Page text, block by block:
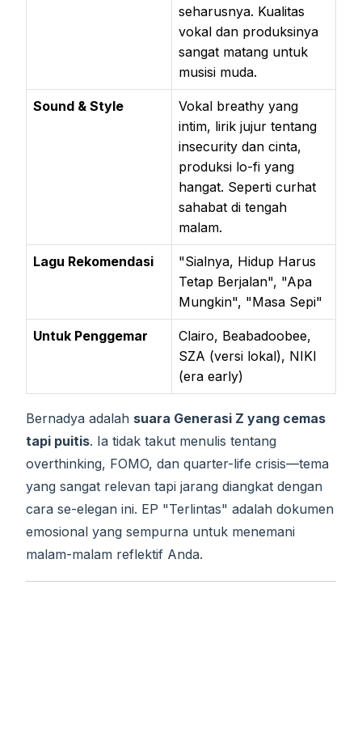
seharusnya. Kualitas
vokal dan produksinya
sangat matang untuk
musisi muda.
Sound & Style
Vokal breathy yang
intim, lirik jujur tentang
insecurity dan cinta,
produksi lo-fi yang
hangat. Seperti curhat
sahabat di tengah
malam.
Lagu Rekomendasi
"Sialnya, Hidup Harus
Tetap Berjalan", "Apa
Mungkin", "Masa Sepi"
Untuk Penggemar
Clairo, Beabadoobee,
SZA (versi lokal), NIKI
(era early)
Bernadya adalah suara Generasi Z yang cemas
tapi puitis. Ia tidak takut menulis tentang
overthinking, FOMO, dan quarter-life crisis—tema
yang sangat relevan tapi jarang diangkat dengan
cara se-elegan ini. EP "Terlintas" adalah dokumen
emosional yang sempurna untuk menemani
malam-malam reflektif Anda.